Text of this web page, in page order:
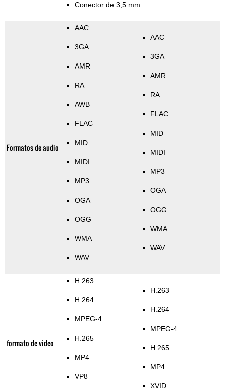
Conector de 3,5 mm
Formatos de audio
AAC
3GA
AMR
RA
AWB
FLAC
MID
MIDI
MP3
OGA
OGG
WMA
WAV
AAC
3GA
AMR
RA
FLAC
MID
MIDI
MP3
OGA
OGG
WMA
WAV
formato de video
H.263
H.264
MPEG-4
H.265
MP4
VP8
H.263
H.264
MPEG-4
H.265
MP4
XVID